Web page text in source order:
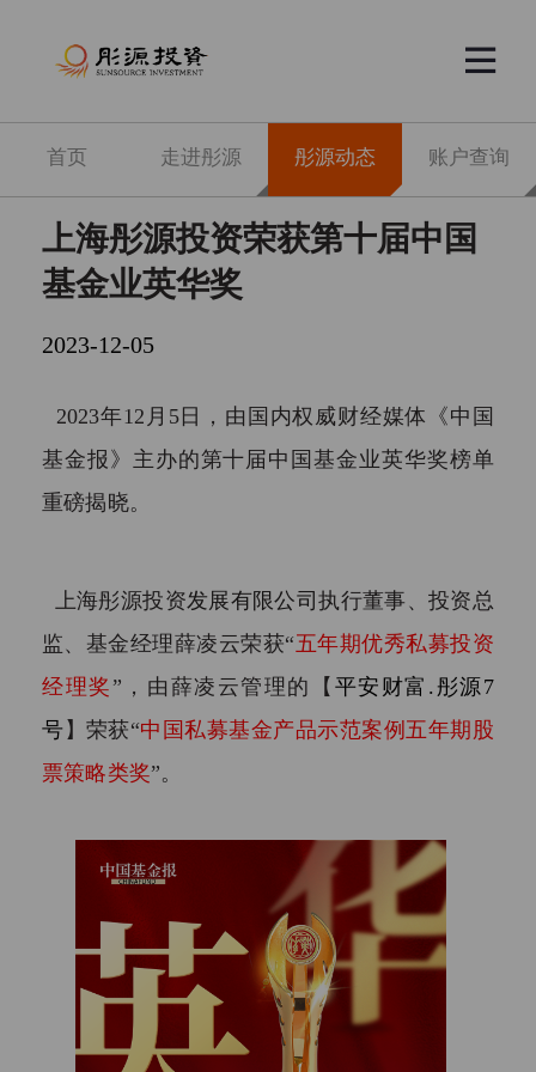

首页 走进彤源 彤源动态 账户查询
上海彤源投资荣获第十届中国
基金业英华奖
2023-12-05
2023年12月5日，由国内权威财经媒体《中国
基金报》主办的第十届中国基金业英华奖榜单
重磅揭晓。
上海彤源投资发展有限公司执行董事、投资总
监、基金经理薛凌云荣获“五年期优秀私募投资
经理奖 ”，由薛凌云管理的【 平安财富.彤源7
号 】荣获“中国私募基金产品示范案例五年期股
票策略类奖”。